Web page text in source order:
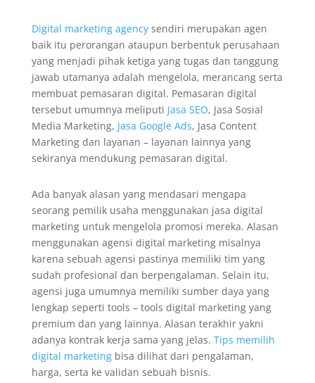
Digital marketing agencysendiri merupakan agen
baik itu perorangan ataupun berbentuk perusahaan
yang menjadi pihak ketiga yang tugas dan tanggung
jawab utamanya adalah mengelola, merancang serta
membuat pemasaran digital. Pemasaran digital
tersebut umumnya meliputi Jasa SEO, Jasa Sosial
Media Marketing, Jasa Google Ads, Jasa Content
Marketing dan layanan – layanan lainnya yang
sekiranya mendukung pemasaran digital.
Ada banyak alasan yang mendasari mengapa
seorang pemilik usaha menggunakan jasa digital
marketing untuk mengelola promosi mereka. Alasan
menggunakan agensi digital marketing misalnya
karena sebuah agensi pastinya memiliki tim yang
sudah profesional dan berpengalaman. Selain itu,
agensi juga umumnya memiliki sumber daya yang
lengkap seperti tools – tools digital marketing yang
premium dan yang lainnya. Alasan terakhir yakni
adanya kontrak kerja sama yang jelas. Tips memilih
digital marketingbisa dilihat dari pengalaman,
harga, serta ke validan sebuah bisnis.